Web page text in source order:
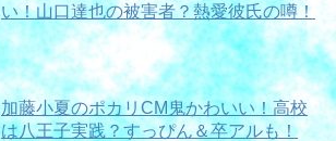
い！山口達也の被害者？熱愛彼氏の噂！
加藤小夏のポカリCM鬼かわいい！高校
は八王子実践？すっぴん＆卒アルも！